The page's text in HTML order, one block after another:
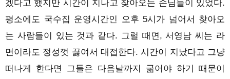
겠다고 했지만 시간이 지나고 찾아오는 손님들이 있었다.
평소에도 국수집 운영시간인 오후 5시가 넘어서 찾아오
는 사람들이 있는 것과 같다. 그럴 때면, 서영남 씨는 라
면이라도 정성껏 끓여서 대접한다. 시간이 지났다고 그냥
떠나게 한다면 그들은 다음날까지 굶어야 하기 때문이